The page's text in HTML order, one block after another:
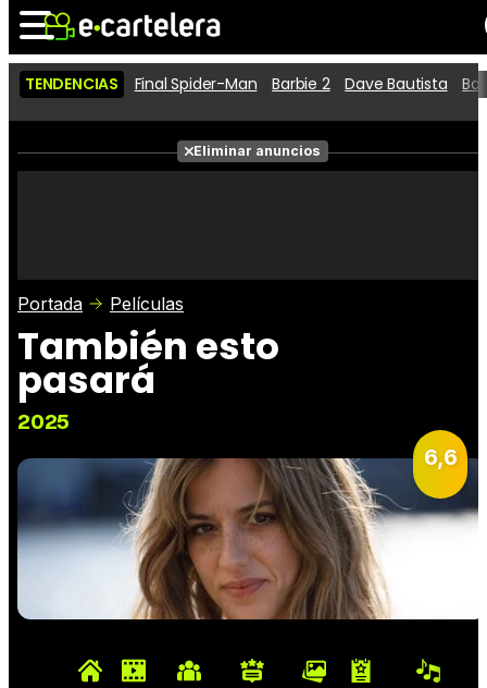
Noticias Cartelera
Películas
Críticas
TENDENCIAS Final Spider-Man Barbie 2 Dave Bautista
Eliminar anuncios
Portada Películas
También esto
pasará
2025
6,6